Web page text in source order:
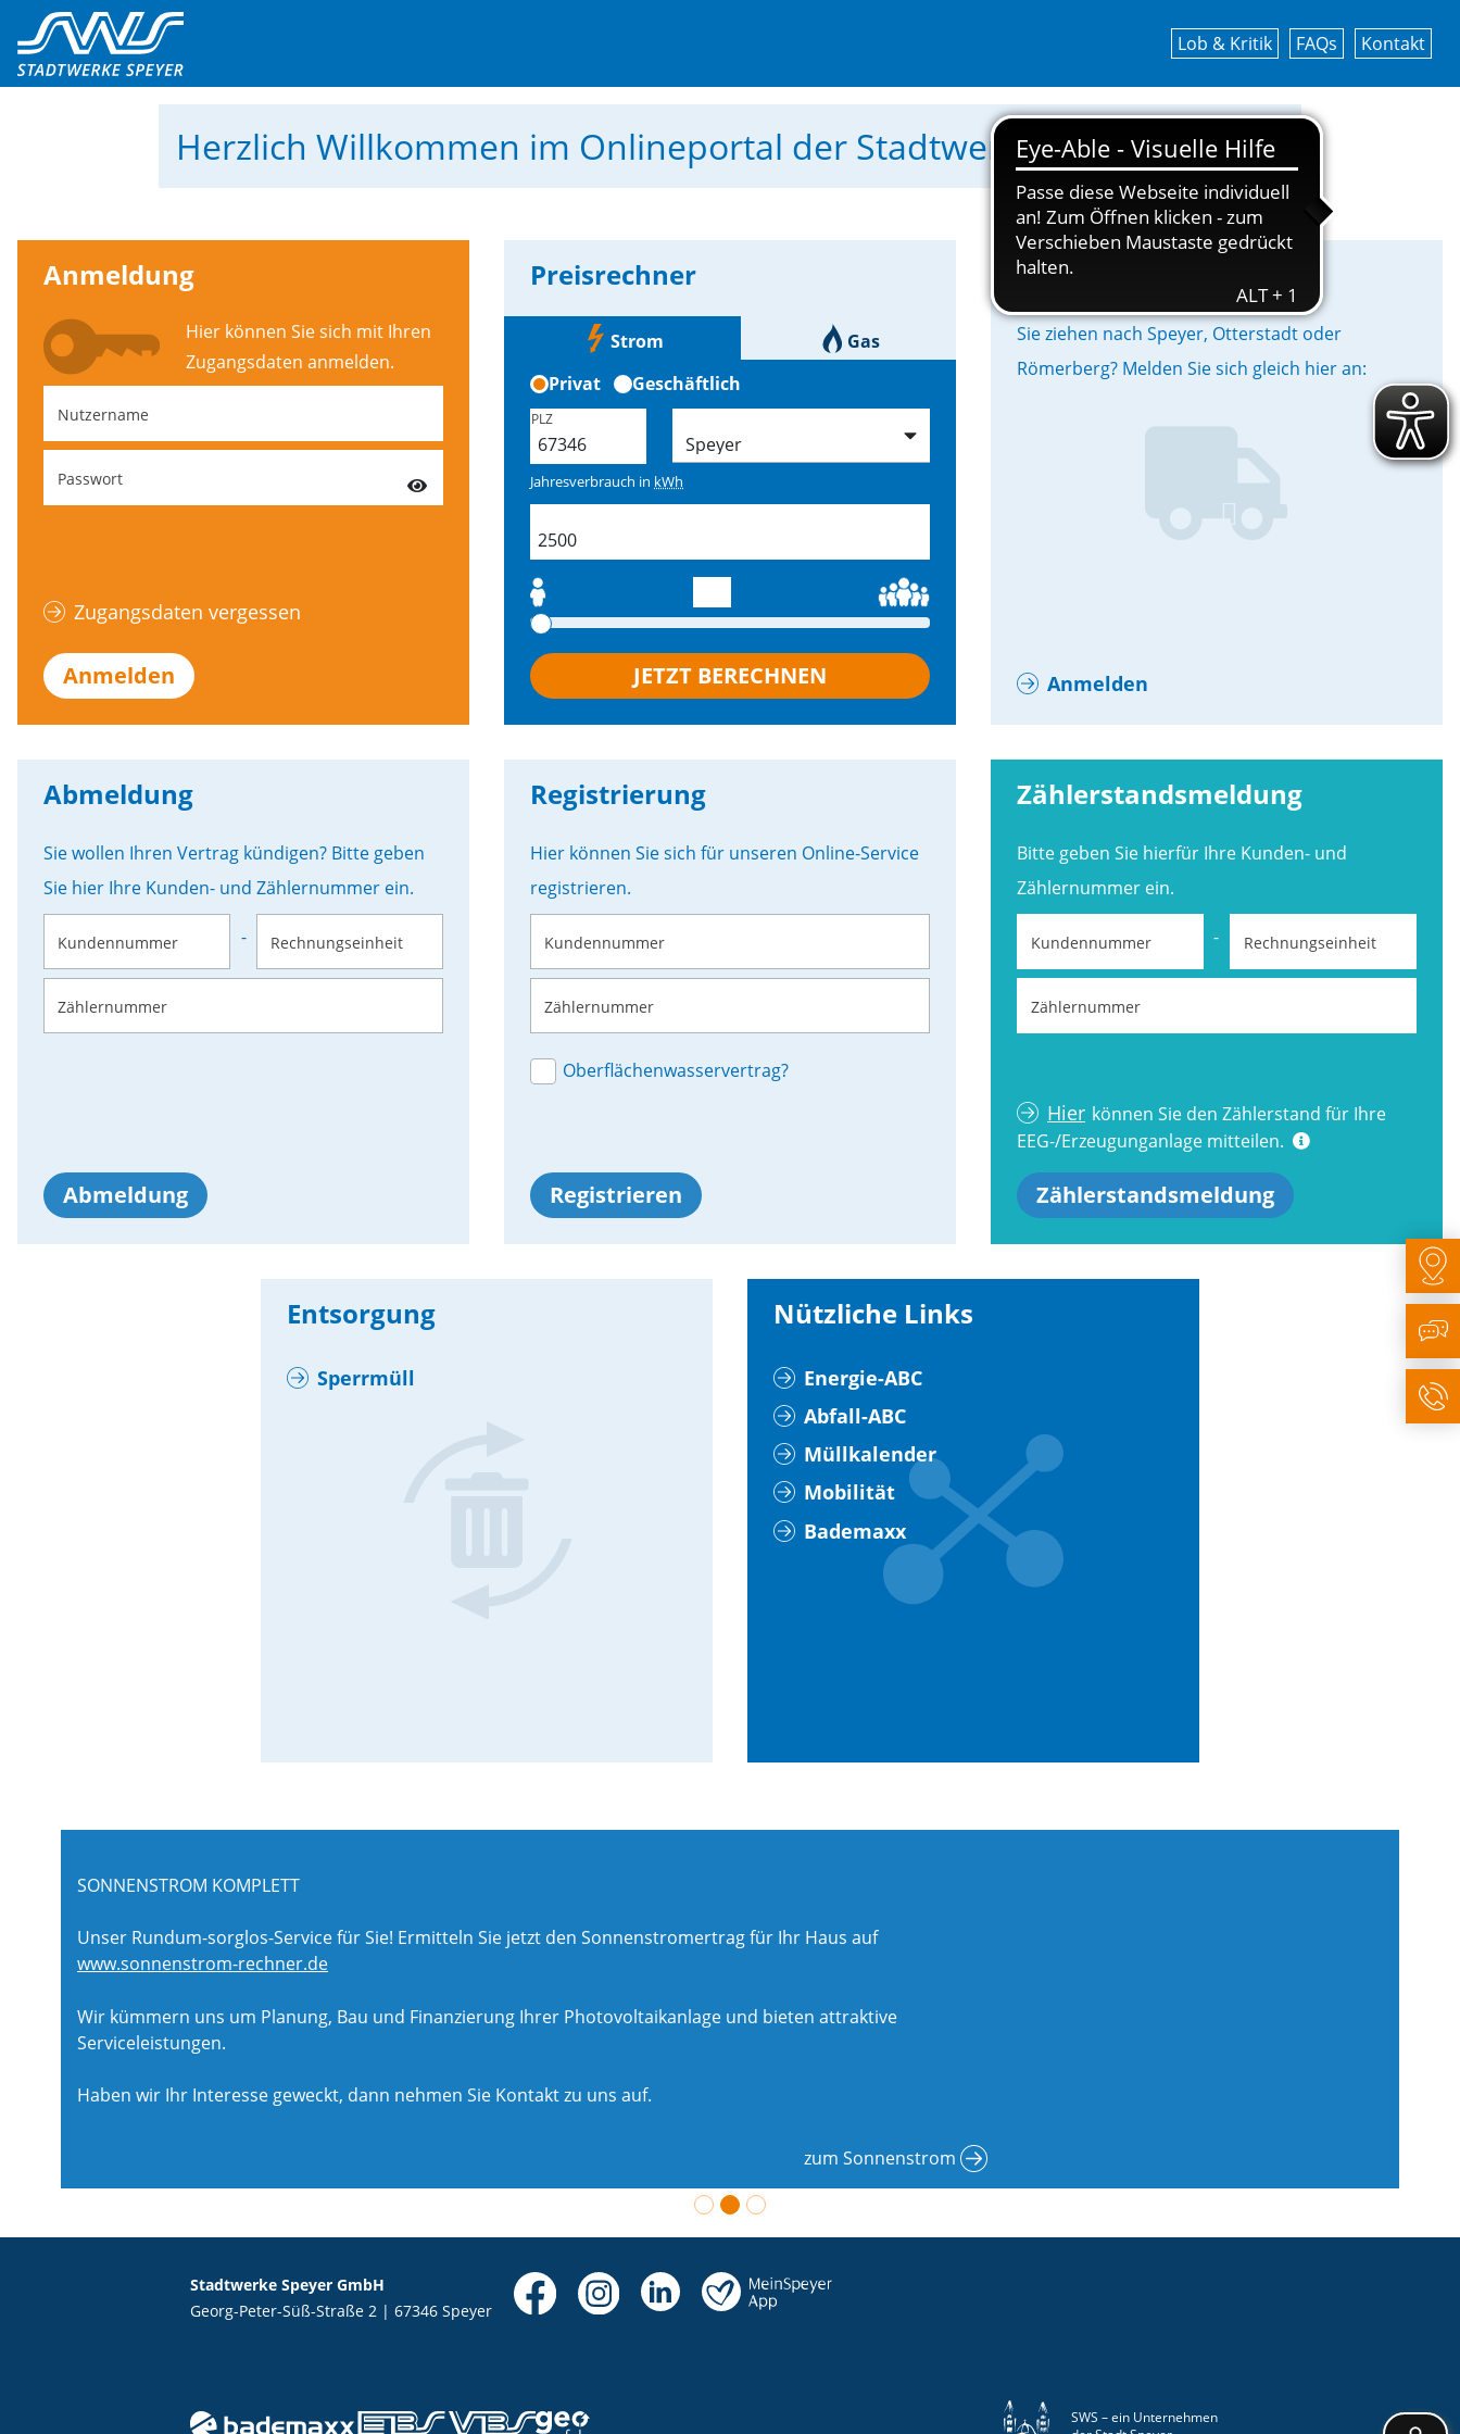
Lob & Kritik FAQs Kontakt
Herzlich Willkommen im Onlineportal der Stadtwerke Speyer GmbH!
Anmeldung
Hier können Sie sich mit Ihren
Zugangs­daten anmelden.
Nutzername
Passwort
Zugangsdaten vergessen
Anmelden
Preisrechner
Strom
Gas
Privat
Geschäftlich
PLZ
Jahresverbrauch in kWh
field.productSearch.buildingSize
JETZT BERECHNEN
Umzug
Sie ziehen nach Speyer, Otterstadt oder
Römerberg? Melden Sie sich gleich hier an:
Anmelden
Abmeldung
Sie wollen Ihren Vertrag kündigen? Bitte geben
Sie hier Ihre Kunden- und Zählernummer ein.
Kundennummer - Rechnungseinheit
Zählernummer
Abmeldung
Registrierung
Hier können Sie sich für unseren Online-Service
registrieren.
Kundennummer
Zählernummer
Oberflächenwasservertrag?
Registrieren
Zählerstandsmeldung
Bitte geben Sie hierfür Ihre Kunden- und
Zählernummer ein.
Kundennummer - Rechnungseinheit
Zählernummer
Hier können Sie den Zählerstand für Ihre
EEG-/Erzeugunganlage mitteilen.
Zählerstandsmeldung
Entsorgung
Sperrmüll
Nützliche Links
Energie-ABC
Abfall-ABC
Müllkalender
Mobilität
Bademaxx
SONNENSTROM KOMPLETT
Unser Rundum-sorglos-Service für Sie! Ermitteln Sie jetzt den Sonnenstromertrag für Ihr Haus auf
www.sonnenstrom-rechner.de
Wir kümmern uns um Planung, Bau und Finanzierung Ihrer Photovoltaikanlage und bieten attraktive
Serviceleistungen.
Haben wir Ihr Interesse geweckt, dann nehmen Sie Kontakt zu uns auf.
zum Sonnenstrom
Stadtwerke Speyer GmbH
Georg-Peter-Süß-Straße 2 | 67346 Speyer
SWS – ein Unternehmen